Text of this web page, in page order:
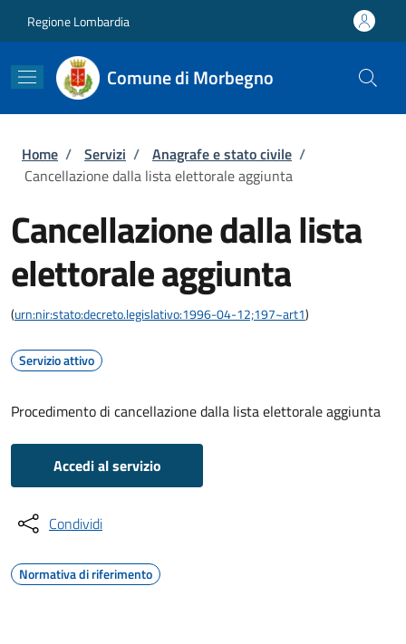
Regione Lombardia
Comune di Morbegno
Briciole di pane
Home / Servizi / Anagrafe e stato civile /
Cancellazione dalla lista elettorale aggiunta
Cancellazione dalla lista
elettorale aggiunta
(urn:nir:stato:decreto.legislativo:1996-04-12;197~art1)
Servizio attivo
Procedimento di cancellazione dalla lista elettorale aggiunta
Accedi al servizio
Condividi
Normativa di riferimento